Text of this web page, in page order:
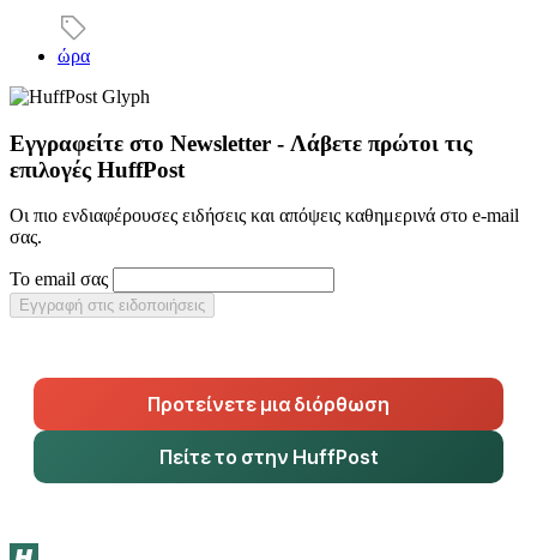
ώρα
Εγγραφείτε στο Newsletter - Λάβετε πρώτοι τις
επιλογές HuffPost
Οι πιο ενδιαφέρουσες ειδήσεις και απόψεις καθημερινά στο e-mail
σας.
Το email σας
Εγγραφή στις ειδοποιήσεις
Προτείνετε μια διόρθωση
Πείτε το στην HuffPost